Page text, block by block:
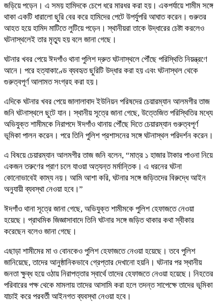
জড়িয়ে পড়েন। এ সময় হামিদকে চেপে ধরে মারধর করা হয়। একপর্যায়ে শামীম সঙ্গে
থাকা একটি ধারালো ছুরি বের করে হামিদের পেটে উপর্যুপরি আঘাত করেন। গুরুতর
আহত হয়ে হামিদ মাটিতে লুটিয়ে পড়েন। স্থানীয়রা তাকে উদ্ধারের চেষ্টা করলেও
ঘটনাস্থলেই তার মৃত্যু হয় বলে জানা গেছে।
ঘটনার খবর পেয়ে ঈদগাঁও থানা পুলিশ দ্রুত ঘটনাস্থলে পৌঁছে পরিস্থিতি নিয়ন্ত্রণে
আনে। পরে হত্যাকাণ্ডে ব্যবহৃত ছুরিটি উদ্ধার করা হয় এবং ঘটনাস্থল থেকে
গুরুত্বপূর্ণ আলামত সংগ্রহ করা হয়।
এদিকে ঘটনার খবর পেয়ে জালালাবাদ ইউনিয়ন পরিষদের চেয়ারম্যান আলমগীর তাজ
জনি ঘটনাস্থলে ছুটে যান। স্থানীয় সূত্রে জানা গেছে, উত্তেজিত পরিস্থিতির মধ্যে
অভিযুক্ত শামীমকে নিরাপদে ঈদগাঁও থানায় পৌঁছে দিতে চেয়ারম্যান গুরুত্বপূর্ণ
ভূমিকা পালন করেন। পরে তিনি পুলিশ প্রশাসনের সঙ্গে ঘটনাস্থল পরিদর্শন করেন।
এ বিষয়ে চেয়ারম্যান আলমগীর তাজ জনি বলেন, “মাত্র ১ হাজার টাকার পাওনা নিয়ে
একজন তরুণের প্রাণ চলে যাওয়া অত্যন্ত মর্মান্তিক। এ ধরনের ঘটনা
কোনোভাবেই কাম্য নয়। আমি আশা করি, ঘটনার সঙ্গে জড়িতদের বিরুদ্ধে আইন
অনুযায়ী ব্যবস্থা নেওয়া হবে।”
ঈদগাঁও থানা সূত্রে জানা গেছে, অভিযুক্ত শামীমকে পুলিশ হেফাজতে নেওয়া
হয়েছে। প্রাথমিক জিজ্ঞাসাবাদে তিনি ঘটনার সঙ্গে জড়িত থাকার কথা স্বীকার
করেছেন বলেও জানা গেছে।
এছাড়া শামীমের মা ও বোনকেও পুলিশ হেফাজতে নেওয়া হয়েছে। তবে পুলিশ
জানিয়েছে, তাদের আনুষ্ঠানিকভাবে গ্রেপ্তার দেখানো হয়নি। ঘটনার পর স্থানীয়
জনতা ক্ষুব্ধ হয়ে ওঠায় নিরাপত্তার স্বার্থে তাদের হেফাজতে নেওয়া হয়েছে। নিহতের
পরিবারের পক্ষ থেকে মামলায় তাদের আসামি করা হলে তদন্ত সাপেক্ষে তাদের ভূমিকা
যাচাই করে পরবর্তী আইনগত ব্যবস্থা নেওয়া হবে।